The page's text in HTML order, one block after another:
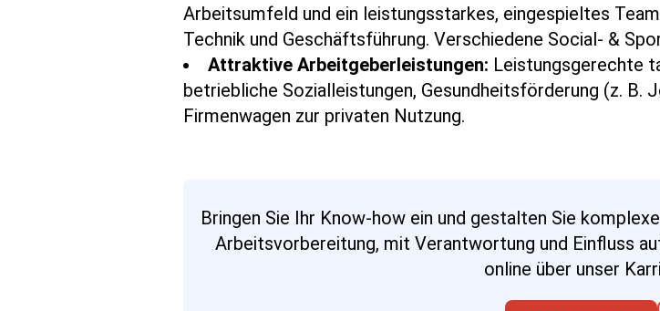
Arbeitsumfeld und ein leistungsstarkes, eingespieltes
Technik und Geschäftsführung. Verschiedene Social- &
Attraktive Arbeitgeberleistungen: Leistungsgerechte
betriebliche Sozialleistungen, Gesundheitsförderung (z. B.
Firmenwagen zur privaten Nutzung.
Bringen Sie Ihr Know-how ein und gestalten Sie
Arbeitsvorbereitung, mit Verantwortung und Einfluss
online über unser